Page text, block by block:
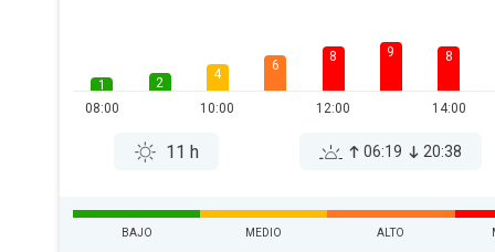
1
08:00
2
4
10:00
6
8
12:00
9 8
14:00
11 h 06:19 20:38
BAJO MEDIO ALTO